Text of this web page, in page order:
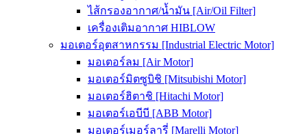
ไส้กรองอากาศ/น้ำมัน [Air/Oil Filter]
เครื่องเติมอากาศ HIBLOW
มอเตอร์อุตสาหกรรม [Industrial Electric Motor]
มอเตอร์ลม [Air Motor]
มอเตอร์มิตซูบิชิ [Mitsubishi Motor]
มอเตอร์ฮิตาชิ [Hitachi Motor]
มอเตอร์เอบีบี [ABB Motor]
มอเตอร์เมอร์ลารี่ [Marelli Motor]